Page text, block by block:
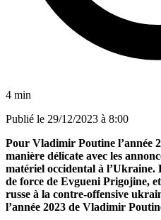
4 min
Publié le 29/12/2023 à 8:00
Pour Vladimir Poutine l’année
manière délicate avec les
matériel occidental à l’Ukraine.
de force de Evgueni Prigojine,
russe à la contre-offensive
l’année 2023 de Vladimir